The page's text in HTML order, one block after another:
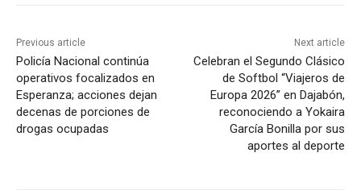
Previous article
Policía Nacional continúa
operativos focalizados en
Esperanza; acciones dejan
decenas de porciones de
drogas ocupadas
Next article
Celebran el Segundo Clásico
de Softbol “Viajeros de
Europa 2026” en Dajabón,
reconociendo a Yokaira
García Bonilla por sus
aportes al deporte